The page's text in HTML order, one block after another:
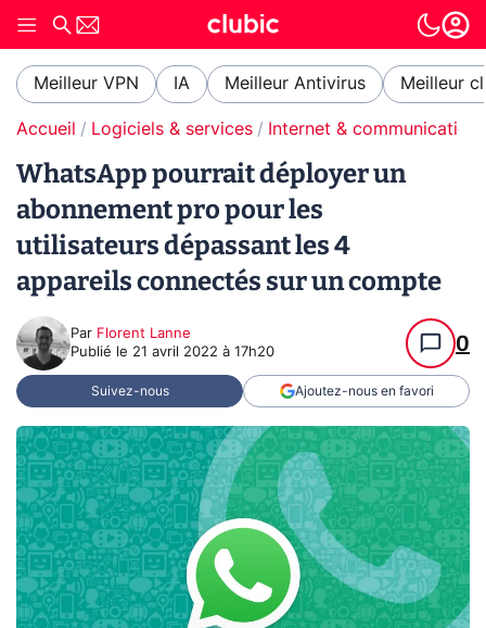
Meilleur VPN IA Meilleur Antivirus Meilleur
Accueil Logiciels & services Internet & communication
WhatsApp pourrait déployer un
abonnement pro pour les
utilisateurs dépassant les 4
appareils connectés sur un compte
Par Florent Lanne
Publié le 21 avril 2022 à 17h20 0
Suivez-nous Ajoutez-nous en favori